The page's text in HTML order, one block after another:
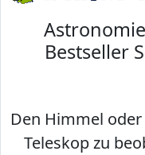
Bestseller
Den Himmel
Teleskop zu